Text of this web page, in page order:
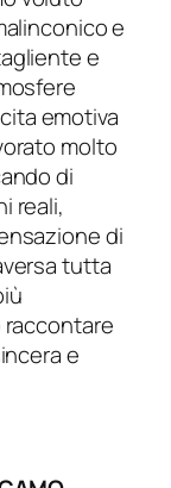
e
e
emotiva
molto
di
reali,
di
tutta
raccontare
e